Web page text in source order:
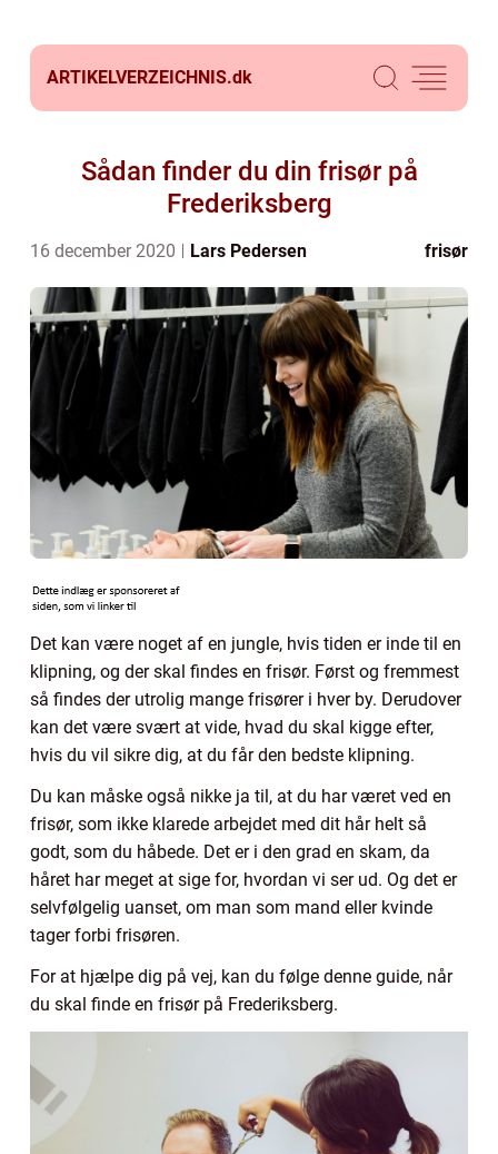
ARTIKELVERZEICHNIS.dk
Sådan finder du din frisør på
Frederiksberg
16 december 2020 Lars Pedersen frisør
Det kan være noget af en jungle, hvis tiden er inde til en
klipning, og der skal findes en frisør. Først og fremmest
så findes der utrolig mange frisører i hver by. Derudover
kan det være svært at vide, hvad du skal kigge efter,
hvis du vil sikre dig, at du får den bedste klipning.
Du kan måske også nikke ja til, at du har været ved en
frisør, som ikke klarede arbejdet med dit hår helt så
godt, som du håbede. Det er i den grad en skam, da
håret har meget at sige for, hvordan vi ser ud. Og det er
selvfølgelig uanset, om man som mand eller kvinde
tager forbi frisøren.
For at hjælpe dig på vej, kan du følge denne guide, når
du skal finde en frisør på Frederiksberg.